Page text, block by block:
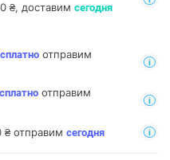
₴, доставим сегодня
отправим
отправим
₴ отправим сегодня